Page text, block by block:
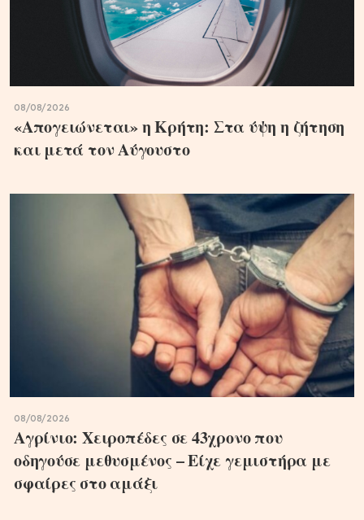
08/08/2026
«Απογειώνεται» η Κρήτη: Στα ύψη η ζήτηση
και μετά τον Αύγουστο
08/08/2026
Αγρίνιο: Χειροπέδες σε 43χρονο που
οδηγούσε μεθυσμένος – Είχε γεμιστήρα με
σφαίρες στο αμάξι